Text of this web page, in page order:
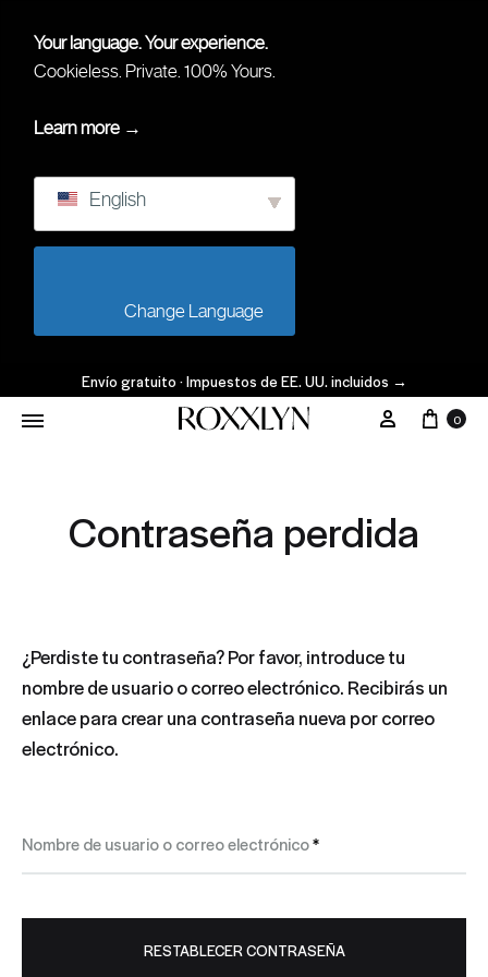
Your language. Your experience.
Cookieless. Private. 100% Yours.
Learn more →
English
Envío gratuito · Impuestos de EE. UU. incluidos →
Mi Cuenta
0
Contraseña perdida
¿Perdiste tu contraseña? Por favor, introduce tu
nombre de usuario o correo electrónico. Recibirás un
enlace para crear una contraseña nueva por correo
electrónico.
Nombre de usuario o correo electrónico*Obligatorio
RESTABLECER CONTRASEÑA